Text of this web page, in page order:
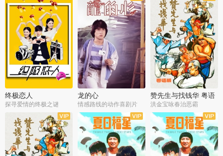
终极恋人
探寻爱情的终极之谜
龙的心
情感路线的动作喜剧片
赞先生与找钱华 粤语
版
洪金宝咏春治恶霸